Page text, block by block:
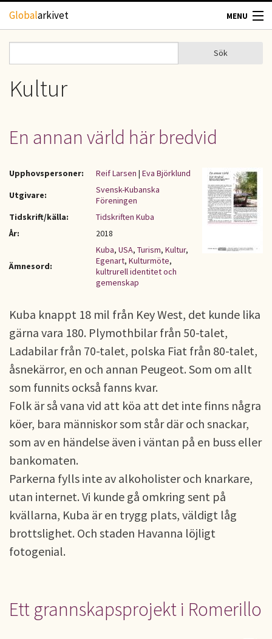
Hoppa till huvudinnehåll
Globalarkivet MENU
TIDSKRIFTER
GEOGRAFI
UPPHOVSRÄTT
OM OSS
Sökformulär
Sök
Kultur
En annan värld här bredvid
Upphovspersoner: Reif Larsen | Eva Björklund
Utgivare:
Svensk-Kubanska
Föreningen
Tidskrift/källa:
Tidskriften Kuba
År:
2018
Ämnesord:
Kuba, USA, Turism, Kultur,
Egenart, Kulturmöte,
kultrurell identitet och
gemenskap
Kuba knappt 18 mil från Key West, det kunde lika
gärna vara 180. Plymothbilar från 50-talet,
Ladabilar från 70-talet, polska Fiat från 80-talet,
åsnekärror, en och annan Peugeot. Som om allt
som funnits också fanns kvar.
Folk är så vana vid att köa att det inte finns några
köer, bara människor som står där och snackar,
som av en händelse även i väntan på en buss eller
bankomaten.
Parkerna fylls inte av alkoholister och knarkare,
utan internet. Vi kunde gå omkring sent på
kvällarna, Kuba är en trygg plats, väldigt låg
brottslighet. Och staden Havanna löjligt
fotogenial.
Ett grannskapsprojekt i Romerillo